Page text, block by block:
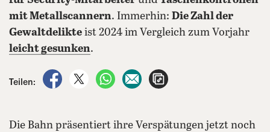
mit Metallscannern. Immerhin: Die Zahl der
Gewaltdelikte ist 2024 im Vergleich zum Vorjahr
leicht gesunken.
Teilen:
auf Facebook teilen
auf X teilenper WhatsApp teilen
per E-Mail teilen
Die Bahn präsentiert ihre Verspätungen jetzt noch